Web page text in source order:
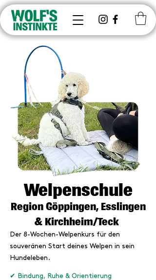
Welpenschule
Region Göppingen, Esslingen
& Kirchheim/Teck
Der 8-Wochen-Welpenkurs für den
souveränen Start deines Welpen in sein
Hundeleben.
✔ Bindung, Ruhe & Orientierung